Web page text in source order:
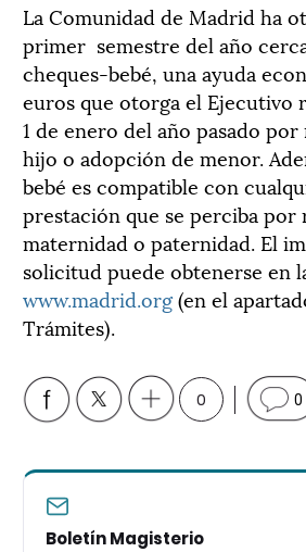
La Comunidad de Madrid ha
primer semestre del año
cheques-bebé, una ayuda
euros que otorga el Ejecutivo
1 de enero del año pasado
hijo o adopción de menor.
bebé es compatible con
prestación que se perciba por
maternidad o paternidad. El
solicitud puede obtenerse en
www.madrid.org(en el
Trámites).
0 0
Boletín Magisterio